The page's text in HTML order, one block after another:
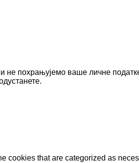
не похрањујемо ваше личне
cookies that are categorized as